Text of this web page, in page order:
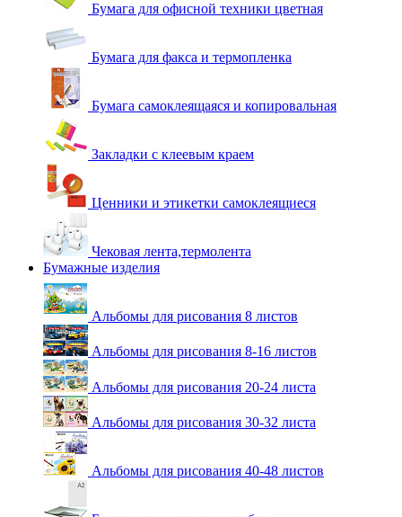
Бумага для офисной техники цветная
Бумага для факса и термопленка
Бумага самоклеящаяся и копировальная
Закладки с клеевым краем
Ценники и этикетки самоклеящиеся
Чековая лента,термолента
Бумажные изделия
Альбомы для рисования 8 листов
Альбомы для рисования 8-16 листов
Альбомы для рисования 20-24 листа
Альбомы для рисования 30-32 листа
Альбомы для рисования 40-48 листов